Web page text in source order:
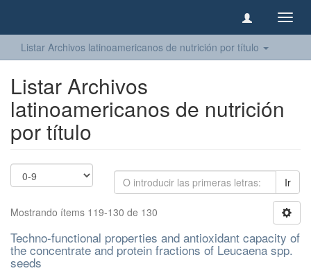
Listar Archivos latinoamericanos de nutrición por título
Listar Archivos
latinoamericanos de nutrición
por título
Ir
Mostrando ítems 119-130 de 130
Techno-functional properties and antioxidant capacity of
the concentrate and protein fractions of Leucaena spp.
seeds